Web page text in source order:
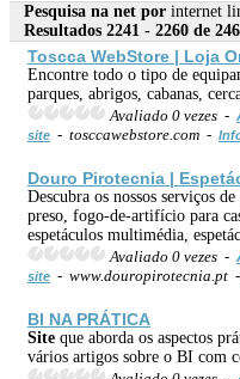
Pesquisa na net por internet
Resultados 2241 - 2260 de
Toscca WebStore | Loja
Encontre todo o tipo de
parques, abrigos, cabanas,
Avaliado 0 vezes -
site - tosccawebstore.com -
Douro Pirotecnia |
Descubra os nossos serviços
preso, fogo-de-artifício para
espetáculos multimédia,
Avaliado 0 vezes -
site - www.douropirotecnia.pt -
BI NA PRÁTICA
Site que aborda os aspectos
vários artigos sobre o BI com